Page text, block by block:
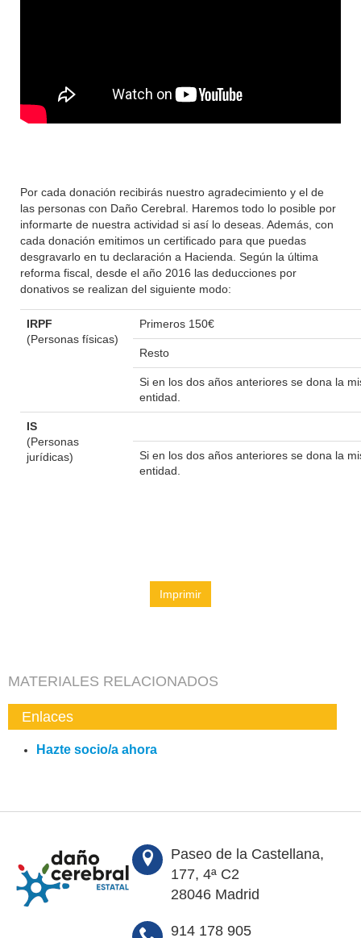
Por cada donación recibirás nuestro agradecimiento y el de
las personas con Daño Cerebral. Haremos todo lo posible por
informarte de nuestra actividad si así lo deseas. Además, con
cada donación emitimos un certificado para que puedas
desgravarlo en tu declaración a Hacienda. Según la última
reforma fiscal, desde el año 2016 las deducciones por
donativos se realizan del siguiente modo:
IRPF
(Personas físicas)
Primeros 150€
Resto
Si en los dos años anteriores se dona la
entidad.
IS
(Personas
jurídicas)
Si en los dos años anteriores se dona la
entidad.
Imprimir
MATERIALES RELACIONADOS
Enlaces
Hazte socio/a ahora
Paseo de la Castellana,
177, 4ª C2
28046 Madrid
914 178 905